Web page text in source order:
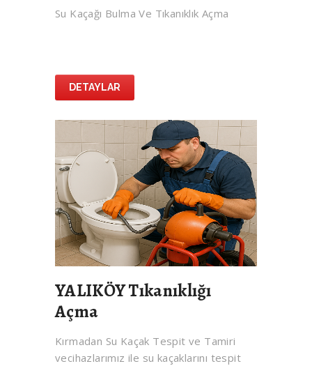
Su Kaçağı Bulma Ve Tıkanıklık Açma
DETAYLAR
YALIKÖY Tıkanıklığı
Açma
Kırmadan Su Kaçak Tespit ve Tamiri
vecihazlarımız ile su kaçaklarını tespit